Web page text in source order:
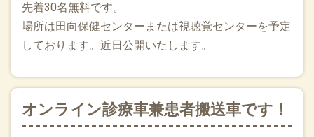
きに前進します。鈴木先生が考えてくれました。7/2からは階
上町のオンライン診療も始まります。最初から完璧にはいか
い冬に向けて改善してよいものにしていきたいです。関係者
6月になりました。ASSUMPTION（思い込み）に注意しなが
ら業務に当たります。JPCA2026in京都に参加して参りまし
先着30名無料です。
場所は田向保健センターまたは視聴覚センターを予定
しております。近日公開いたします。
オンライン診療車兼患者搬送車です！